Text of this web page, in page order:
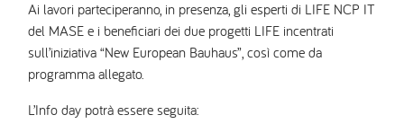
Ai lavori parteciperanno, in presenza, gli esperti di LIFE NCP IT
del MASE e i beneficiari dei due progetti LIFE incentrati
sull’iniziativa “New European Bauhaus”, così come da
programma allegato.
L’Info day potrà essere seguita: